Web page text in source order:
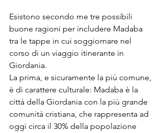
Esistono secondo me tre possibili
buone ragioni per includere Madaba
tra le tappe in cui soggiornare nel
corso di un viaggio itinerante in
Giordania.
La prima, e sicuramente la più comune,
è di carattere culturale: Madaba è la
città della Giordania con la più grande
comunità cristiana, che rappresenta ad
oggi circa il 30% della popolazione